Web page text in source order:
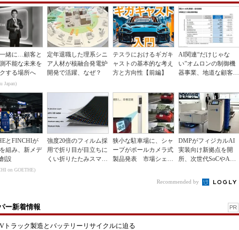
緒に…顧客と
不能な未来を
する場所へ
Japan)
定年退職した理系シニ
ア人材が核融合発電炉
開発で活躍、なぜ？
テスラにおけるギガキ
ャストの基本的な考え
方と方向性【前編】
AI関連“だけじゃな
い”オムロンの制御機
器事業、地道な顧客基
とFINCHIが
組み、新メデ
設
on GOETHE)
強度20倍のフィルム採
用で折り目が目立ちに
くい折りたたみスマホ
狭小な駐車場に、シャ
ープがポールカメラ式
製品発表 市場シェア
DMPがフィジカルAI
実装向け新拠点を開
所、次世代SoCやAM
Recommended by
ー新着情報 PR
トラック製造とバッテリーリサイクルに迫る